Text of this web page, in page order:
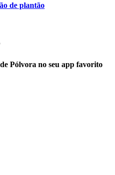
de plantão
Pólvora no seu app favorito